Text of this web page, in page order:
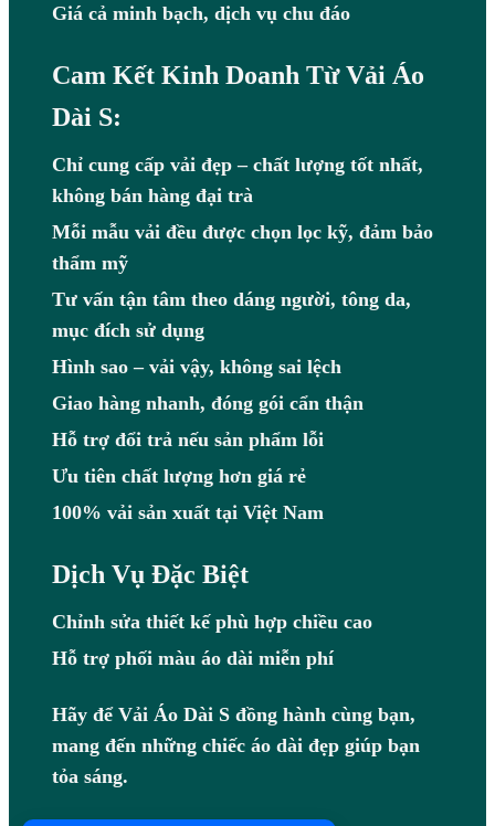
Giá cả minh bạch, dịch vụ chu đáo
Cam Kết Kinh Doanh Từ Vải Áo
Dài S:
Chỉ cung cấp vải đẹp – chất lượng tốt nhất,
không bán hàng đại trà
Mỗi mẫu vải đều được chọn lọc kỹ, đảm bảo
thẩm mỹ
Tư vấn tận tâm theo dáng người, tông da,
mục đích sử dụng
Hình sao – vải vậy, không sai lệch
Giao hàng nhanh, đóng gói cẩn thận
Hỗ trợ đổi trả nếu sản phẩm lỗi
Ưu tiên chất lượng hơn giá rẻ
100% vải sản xuất tại Việt Nam
Dịch Vụ Đặc Biệt
Chỉnh sửa thiết kế phù hợp chiều cao
Hỗ trợ phối màu áo dài miễn phí
Hãy để Vải Áo Dài S đồng hành cùng bạn,
mang đến những chiếc áo dài đẹp giúp bạn
tỏa sáng.